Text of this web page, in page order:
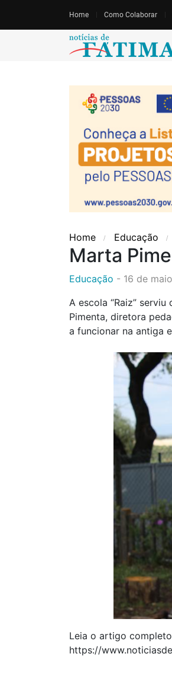
Home Como Colaborar
Home Educação
Marta
Educação - 16 de
A escola “Raiz”
Pimenta, diretora
a funcionar na antiga
Leia o artigo
https://